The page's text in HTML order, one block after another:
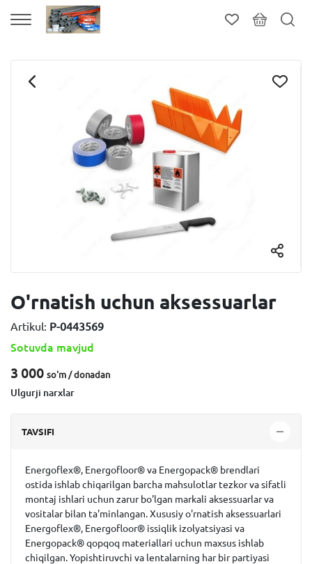
O'rnatish uchun aksessuarlar
Artikul: P-0443569
Sotuvda mavjud
3 000 so'm / donadan
Ulgurji narxlar
TAVSIFI
Energoflex®, Energofloor® va Energopack® brendlari
ostida ishlab chiqarilgan barcha mahsulotlar tezkor va sifatli
montaj ishlari uchun zarur bo'lgan markali aksessuarlar va
vositalar bilan ta'minlangan. Xususiy o'rnatish aksessuarlari
Energoflex®, Energofloor® issiqlik izolyatsiyasi va
Energopack® qopqoq materiallari uchun maxsus ishlab
chiqilgan. Yopishtiruvchi va lentalarning har bir partiyasi